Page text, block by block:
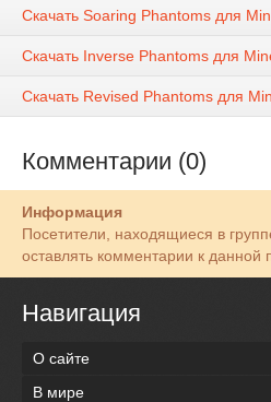
Скачать Soaring Phantoms для
Скачать Inverse Phantoms для
Скачать Revised Phantoms для
Комментарии (0)
Информация
Посетители, находящиеся в
оставлять комментарии к данной
Навигация
О сайте
В мире